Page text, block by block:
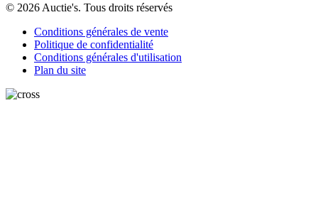
© 2026 Auctie's. Tous droits réservés
Conditions générales de vente
Politique de confidentialité
Conditions générales d'utilisation
Plan du site